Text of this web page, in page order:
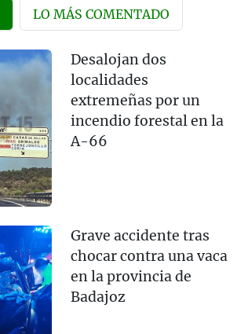
LO MÁS COMENTADO
Desalojan dos
localidades
extremeñas por un
incendio forestal en la
A-66
Grave accidente tras
chocar contra una vaca
en la provincia de
Badajoz